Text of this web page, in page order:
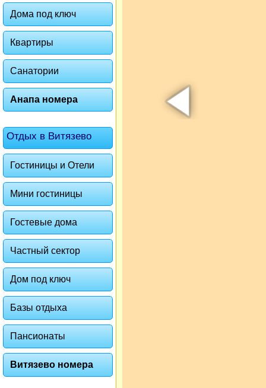
Дома под ключ
Квартиры
Санатории
Анапа номера
Отдых в Витязево
Гостиницы и Отели
Мини гостиницы
Гостевые дома
Частный сектор
Дом под ключ
Базы отдыха
Пансионаты
Витязево номера